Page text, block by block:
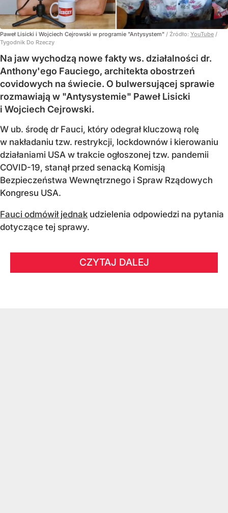
Paweł Lisicki i Wojciech Cejrowski w programie "Antysystem" / Źródło: YouTube /
Tygodnik Do Rzeczy
Na jaw wychodzą nowe fakty ws. działalności dr.
Anthony'ego Fauciego, architekta obostrzeń
covidowych na świecie. O bulwersującej sprawie
rozmawiają w "Antysystemie" Paweł Lisicki
i Wojciech Cejrowski.
W ub. środę dr Fauci, który odegrał kluczową rolę
w nakładaniu tzw. restrykcji, lockdownów i kierowaniu
działaniami USA w trakcie ogłoszonej tzw. pandemii
COVID-19, stanął przed senacką Komisją
Bezpieczeństwa Wewnętrznego i Spraw Rządowych
Kongresu USA.
Fauci odmówił jednak udzielenia odpowiedzi na pytania
dotyczące tej sprawy.
CZYTAJ DALEJ